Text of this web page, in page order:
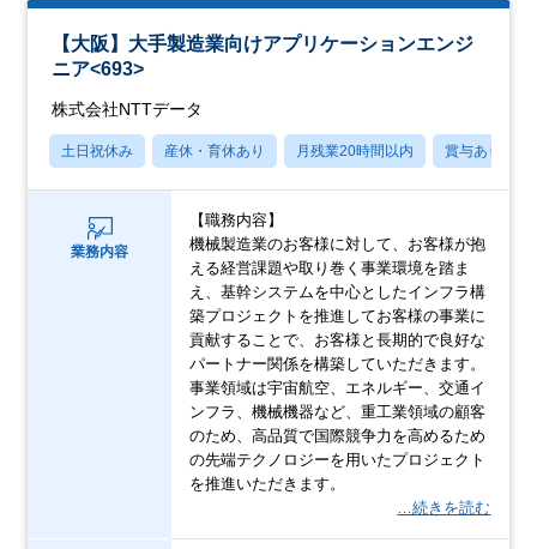
【大阪】大手製造業向けアプリケーションエンジ
ニア<693>
株式会社NTTデータ
土日祝休み 産休・育休あり 月残業20時間以内 賞与あり
業務内容
【職務内容】
機械製造業のお客様に対して、お客様が抱
える経営課題や取り巻く事業環境を踏ま
え、基幹システムを中心としたインフラ構
築プロジェクトを推進してお客様の事業に
貢献することで、お客様と長期的で良好な
パートナー関係を構築していただきます。
事業領域は宇宙航空、エネルギー、交通イ
ンフラ、機械機器など、重工業領域の顧客
のため、高品質で国際競争力を高めるため
の先端テクノロジーを用いたプロジェクト
を推進いただきます。
…続きを読む